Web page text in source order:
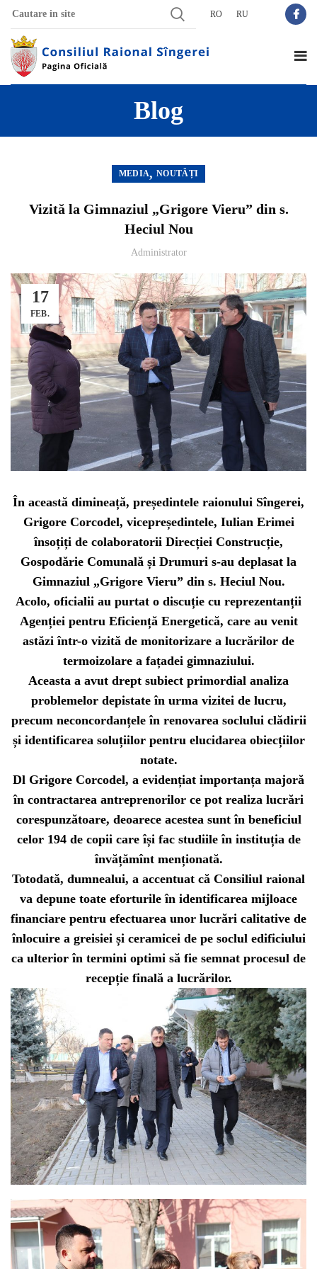
RO RU
Blog
MEDIA,NOUTĂȚI
Vizită la Gimnaziul „Grigore Vieru” din s.
Heciul Nou
Administrator
17
FEB.
În această dimineață, președintele raionului Sîngerei,
Grigore Corcodel, vicepreședintele, Iulian Erimei
însoțiți de colaboratorii Direcției Construcție,
Gospodărie Comunală și Drumuri s-au deplasat la
Gimnaziul „Grigore Vieru” din s. Heciul Nou.
Acolo, oficialii au purtat o discuție cu reprezentanții
Agenției pentru Eficiență Energetică, care au venit
astăzi într-o vizită de monitorizare a lucrărilor de
termoizolare a fațadei gimnaziului.
Aceasta a avut drept subiect primordial analiza
problemelor depistate în urma vizitei de lucru,
precum neconcordanțele în renovarea soclului clădirii
și identificarea soluțiilor pentru elucidarea obiecțiilor
notate.
Dl Grigore Corcodel, a evidențiat importanța majoră
în contractarea antreprenorilor ce pot realiza lucrări
corespunzătoare, deoarece acestea sunt în beneficiul
celor 194 de copii care își fac studiile în instituția de
învățămînt menționată.
Totodată, dumnealui, a accentuat că Consiliul raional
va depune toate eforturile în identificarea mijloace
financiare pentru efectuarea unor lucrări calitative de
înlocuire a greisiei și ceramicei de pe soclul edificiului
ca ulterior în termini optimi să fie semnat procesul de
recepție finală a lucrărilor.